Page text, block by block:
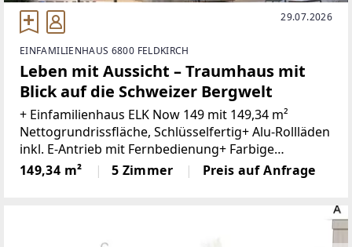
29.07.2026
EINFAMILIENHAUS 6800 FELDKIRCH
Leben mit Aussicht – Traumhaus mit
Blick auf die Schweizer Bergwelt
+ Einfamilienhaus ELK Now 149 mit 149,34 m²
Nettogrundrissfläche, Schlüsselfertig+ Alu-Rollläden
inkl. E-Antrieb mit Fernbedienung+ Farbige
Kunststoff-Alu-Fenster mit 3-fach Verglasung+
Moderne Eichentreppe+ 2-Farbige Putzfassade+
149,34 m² 5 Zimmer Preis auf Anfrage